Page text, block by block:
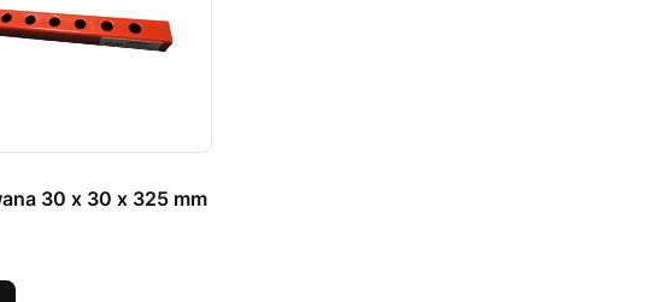
30 x 30 x 325 mm